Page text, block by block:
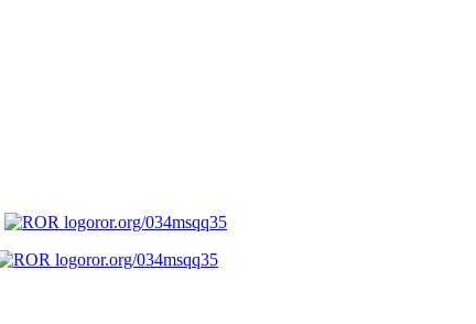
ror.org/034msqq35
ror.org/034msqq35